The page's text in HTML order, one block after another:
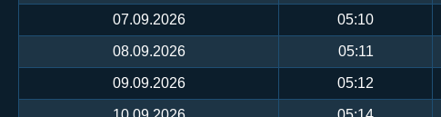
07.09.2026 05:10
08.09.2026 05:11
09.09.2026 05:12